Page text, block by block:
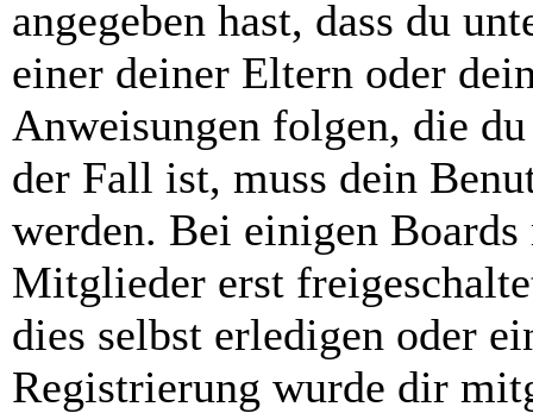
angegeben hast, dass du
einer deiner Eltern oder
Anweisungen folgen, die
der Fall ist, muss dein
werden. Bei einigen Boards
Mitglieder erst
dies selbst erledigen oder
Registrierung wurde dir